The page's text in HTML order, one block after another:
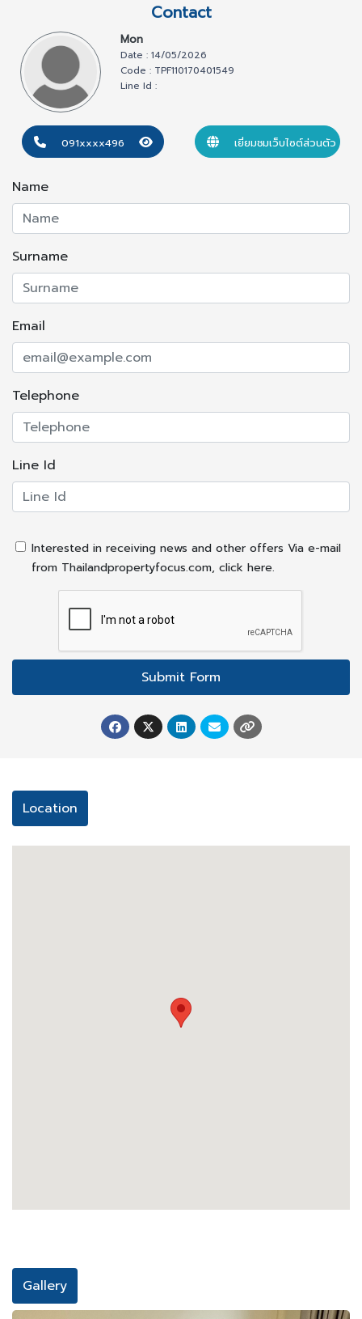
สระว่ายน้ำ, ฟิตเนส, สวนหย่อม, ห้องซักล้างส่วนกลาง มีตู้น้ำ
ดื่มหยอดเหรียญให้บริการ, ล้อบบี้, ลิฟท์, ลานจอดรถยนต์, เจ้า
หน้าที่รักษาความปลอดภัยตลอด 24 ชม. พร้อมระบบกล้อง
CCTV, เข้า-ออกอาคารด้วยคีย์การ์ด และมีรถบริการรับ-ส่ง
สถานี BTS
- เงื่อนไข : สัญญาเช่าขั้นต่ำ 1 ปี // เงินประกัน 2 เดือน + ค่า
ต้องการรายละเอียดเพิ่มเติม หรือนัดหมายเพื่อดูห้อง โปรด
ติดต่อ 0919468496 หรือ Line ID : ibobcat
Public Transportation
Facilities
แอร์
เครื่องทำน้ำอุ่น
ลิฟท์
กล้องวงจรปิด
สระว่ายน้ำ
ที่จอดรถ
รักษาความปลอดภัย 24 ชั่วโมง
ฟิตเนส
สวนหย่อม
ครัวฝรั่งครบชุด
เตาไมโครเวฟ
เครื่องซักผ้า
Contact
Mon
Date : 14/05/2026
Code : TPF110170401549
Line Id :
091xxxx496 เยี่ยมชมเว็บไซต์ส่วนตัว
Name
Surname
Email
Telephone
Line Id
Interested in receiving news and other offers Via e-mail
from Thailandpropertyfocus.com, click here.
Submit Form
Location
Gallery